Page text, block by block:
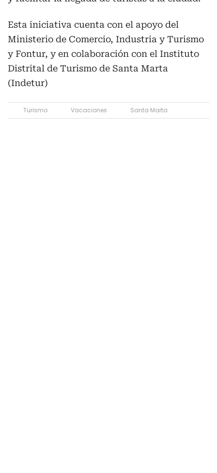
Esta iniciativa cuenta con el apoyo del
Ministerio de Comercio, Industria y Turismo
y Fontur, y en colaboración con el Instituto
Distrital de Turismo de Santa Marta
(Indetur)
Turismo Vacaciones Santa Marta